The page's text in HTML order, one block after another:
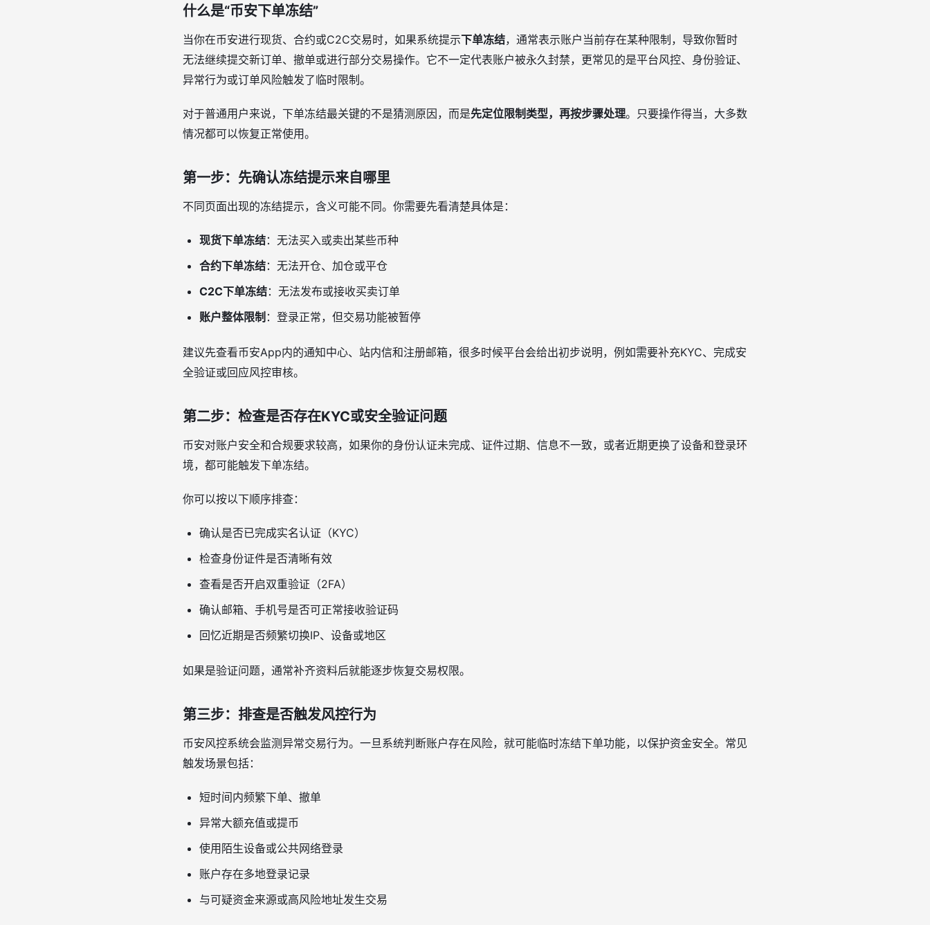
什么是“币安下单冻结”
当你在币安进行现货、合约或C2C交易时，如果系统提示下单冻结，通常表示账户当前存在某种限制，导致你暂时
无法继续提交新订单、撤单或进行部分交易操作。它不一定代表账户被永久封禁，更常见的是平台风控、身份验证、
异常行为或订单风险触发了临时限制。
对于普通用户来说，下单冻结最关键的不是猜测原因，而是先定位限制类型，再按步骤处理。只要操作得当，大多数
情况都可以恢复正常使用。
第一步：先确认冻结提示来自哪里
不同页面出现的冻结提示，含义可能不同。你需要先看清楚具体是：
现货下单冻结：无法买入或卖出某些币种
合约下单冻结：无法开仓、加仓或平仓
C2C下单冻结：无法发布或接收买卖订单
账户整体限制 ：登录正常，但交易功能被暂停
建议先查看币安App内的通知中心、站内信和注册邮箱，很多时候平台会给出初步说明，例如需要补充KYC、完成安
全验证或回应风控审核。
第二步：检查是否存在KYC或安全验证问题
币安对账户安全和合规要求较高，如果你的身份认证未完成、证件过期、信息不一致，或者近期更换了设备和登录环
境，都可能触发下单冻结。
你可以按以下顺序排查：
确认是否已完成实名认证（KYC）
检查身份证件是否清晰有效
查看是否开启双重验证（2FA）
确认邮箱、手机号是否可正常接收验证码
回忆近期是否频繁切换IP、设备或地区
如果是验证问题，通常补齐资料后就能逐步恢复交易权限。
第三步：排查是否触发风控行为
币安风控系统会监测异常交易行为。一旦系统判断账户存在风险，就可能临时冻结下单功能，以保护资金安全。常见
触发场景包括：
短时间内频繁下单、撤单
异常大额充值或提币
使用陌生设备或公共网络登录
账户存在多地登录记录
与可疑资金来源或高风险地址发生交易